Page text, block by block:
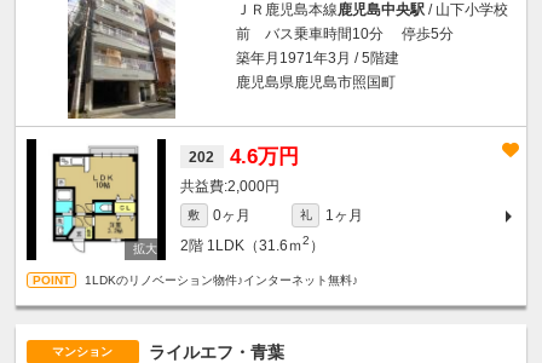
ＪＲ鹿児島本線鹿児島中央駅 / 山下小学校
前 バス乗車時間10分 停歩5分
築年月1971年3月 / 5階建
鹿児島県鹿児島市照国町
202 4.6万円
2,000円
敷 0ヶ月 礼
1ヶ月
2階 1LDK（31.6ｍ2 ）
1LDKのリノベーション物件♪インターネット無料♪
マンション ライルエフ・青葉